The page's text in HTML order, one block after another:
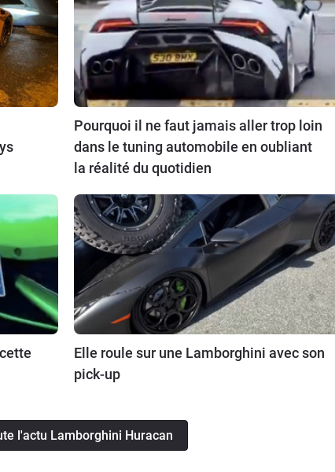
Pourquoi il ne faut jamais aller trop loin
dans le tuning automobile en oubliant
la réalité du quotidien
Elle roule sur une Lamborghini avec son
pick-up
l'actu Lamborghini Huracan